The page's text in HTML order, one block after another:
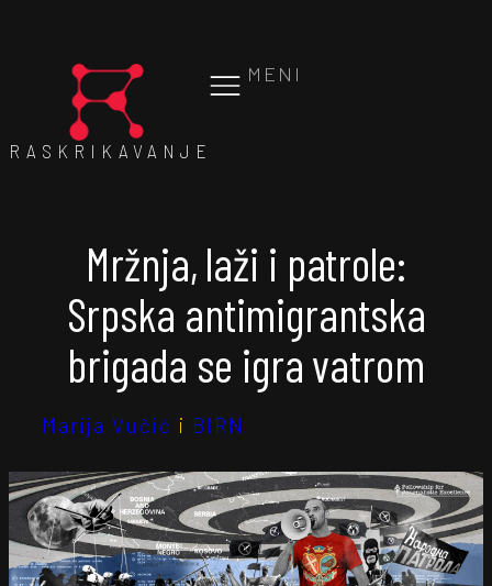
MENI
RASKRIKAVANJE
Mržnja, laži i patrole:
Srpska antimigrantska
brigada se igra vatrom
Marija Vučić i BIRN